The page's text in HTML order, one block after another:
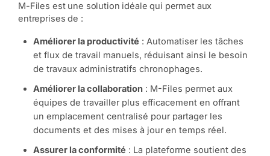
M-Files est une solution idéale qui permet aux
entreprises de :
Améliorer la productivité : Automatiser les tâches
et flux de travail manuels, réduisant ainsi le besoin
de travaux administratifs chronophages.
Améliorer la collaboration : M-Files permet aux
équipes de travailler plus efficacement en offrant
un emplacement centralisé pour partager les
documents et des mises à jour en temps réel.
Assurer la conformité : La plateforme soutient des